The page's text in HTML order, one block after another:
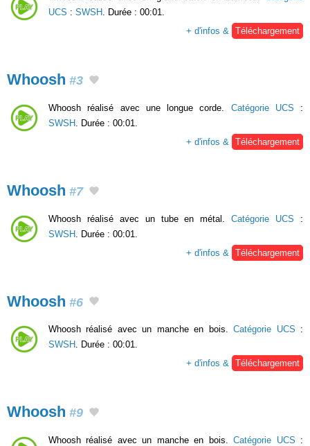
UCS : SWSH . Durée : 00:01.
+ d'infos & Téléchargement
Whoosh #3
Whoosh réalisé avec une longue corde. Catégorie UCS :
SWSH
. Durée : 00:01.
+ d'infos &
Téléchargement
Whoosh #7
Whoosh réalisé avec un tube en métal.Catégorie UCS :
SWSH . Durée : 00:01.
+ d'infos &
Téléchargement
Whoosh #6
Whoosh réalisé avec un manche en bois.Catégorie UCS :
SWSH . Durée : 00:01.
+ d'infos & Téléchargement
Whoosh #9
Whoosh réalisé avec un manche en bois.Catégorie UCS :